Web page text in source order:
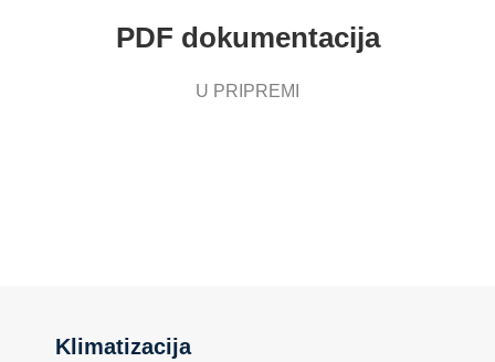
PDF dokumentacija
U PRIPREMI
Klimatizacija